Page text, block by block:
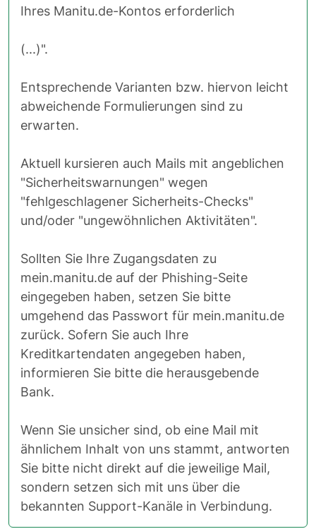
Ihres Manitu.de-Kontos erforderlich
(...)".
Entsprechende Varianten bzw. hiervon leicht
abweichende Formulierungen sind zu
erwarten.
Aktuell kursieren auch Mails mit angeblichen
"Sicherheitswarnungen" wegen
"fehlgeschlagener Sicherheits-Checks"
und/oder "ungewöhnlichen Aktivitäten".
Sollten Sie Ihre Zugangsdaten zu
mein.manitu.de auf der Phishing-Seite
eingegeben haben, setzen Sie bitte
umgehend das Passwort für mein.manitu.de
zurück. Sofern Sie auch Ihre
Kreditkartendaten angegeben haben,
informieren Sie bitte die herausgebende
Bank.
Wenn Sie unsicher sind, ob eine Mail mit
ähnlichem Inhalt von uns stammt, antworten
Sie bitte nicht direkt auf die jeweilige Mail,
sondern setzen sich mit uns über die
bekannten Support-Kanäle in Verbindung.